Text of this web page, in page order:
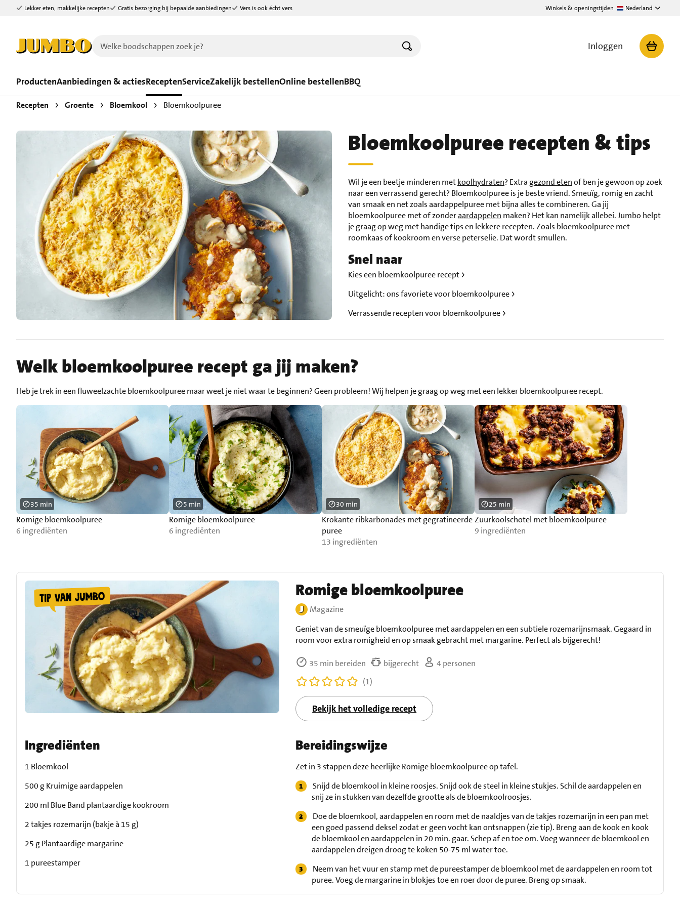
Ga naar zoeken
Ga naar hoofdinhoud
Lekker eten, makkelijke recepten Gratis bezorging bij bepaalde aanbiedingen Vers is ook écht vers Winkels & openingstijden Nederland
Inloggen
ProductenAanbiedingen & actiesReceptenServiceZakelijk bestellenOnline bestellenBBQ
Recepten Groente Bloemkool Bloemkoolpuree
Bloemkoolpuree recepten & tips
Wil je een beetje minderen metkoolhydraten? Extra gezond etenof ben je gewoon op zoek
naar een verrassend gerecht? Bloemkoolpuree is je beste vriend. Smeuïg, romig en zacht
van smaak en net zoals aardappelpuree met bijna alles te combineren. Ga jij
bloemkoolpuree met of zonderaardappelen maken? Het kan namelijk allebei. Jumbo helpt
je graag op weg met handige tips en lekkere recepten. Zoals bloemkoolpuree met
roomkaas of kookroom en verse peterselie. Dat wordt smullen.
Snel naar
Kies een bloemkoolpuree recept
Uitgelicht: ons favoriete voor bloemkoolpuree
Verrassende recepten voor bloemkoolpuree
Welk bloemkoolpuree recept ga jij maken?
Heb je trek in een fluweelzachte bloemkoolpuree maar weet je niet waar te beginnen? Geen probleem! Wij helpen je graag op weg met een lekker bloemkoolpuree recept.
Romige bloemkoolpuree
6 ingrediënten
35 min
Romige bloemkoolpuree
6 ingrediënten
5 min
Krokante ribkarbonades met gegratineerde
puree
13 ingrediënten
30 min
Zuurkoolschotel met bloemkoolpuree
9 ingrediënten
25 min
Romige bloemkoolpuree
Magazine
Geniet van de smeuïge bloemkoolpuree met aardappelen en een subtiele rozemarijnsmaak. Gegaard in
room voor extra romigheid en op smaak gebracht met margarine. Perfect als bijgerecht!
35 min bereiden bijgerecht
4 personen
(1)
Bekijk het volledige recept
Ingrediënten
1 Bloemkool
500 g Kruimige aardappelen
200 ml Blue Band plantaardige kookroom
2 takjes rozemarijn (bakje à 15 g)
25 g Plantaardige margarine
1 pureestamper
Bereidingswijze
Zet in 3 stappen deze heerlijke Romige bloemkoolpuree op tafel.
Snijd de bloemkool in kleine roosjes. Snijd ook de steel in kleine stukjes. Schil de aardappelen en
snij ze in stukken van dezelfde grootte als de bloemkoolroosjes.
Doe de bloemkool, aardappelen en room met de naaldjes van de takjes rozemarijn in een pan met
een goed passend deksel zodat er geen vocht kan ontsnappen (zie tip). Breng aan de kook en kook
de bloemkool en aardappelen in 20 min. gaar. Schep af en toe om. Voeg wanneer de bloemkool en
aardappelen dreigen droog te koken 50-75 ml water toe.
Neem van het vuur en stamp met de pureestamper de bloemkool met de aardappelen en room tot
puree. Voeg de margarine in blokjes toe en roer door de puree. Breng op smaak.